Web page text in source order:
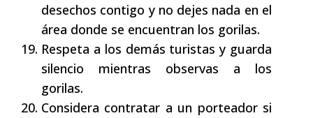
desechos contigo y no dejes nada en el
área donde se encuentran los gorilas.
Respeta a los demás turistas y guarda
silencio mientras observas a los
gorilas.
Considera contratar a un porteador si